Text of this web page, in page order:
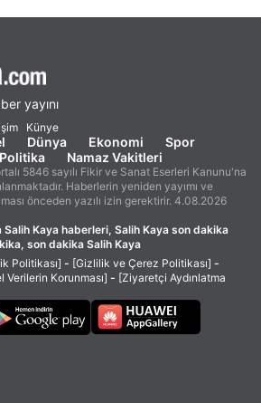
yayını
Künye
Dünya Ekonomi
Spor
Politika Namaz Vakitleri
5846 sayılı Fikir ve Sanat Eserleri Kanunu'na
Haberlerin yeniden yayımı ve
önceden yazılı izin gerektirir. 4.08.2026
Salih Kaya haberleri, Salih Kaya son dakika
son dakika Salih Kaya
Politikası] - [Gizlilik ve Çerez Politikası] -
Verilerin Korunması] - [Ziyaretçi Aydınlatma